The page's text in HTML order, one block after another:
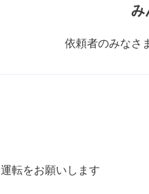
み
依頼者のみなさ
運転をお願いします